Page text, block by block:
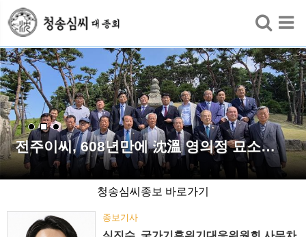
검색
전주이씨, 608년만에 沈溫 영의정 묘소…
청송심씨종보 바로가기
종보기사